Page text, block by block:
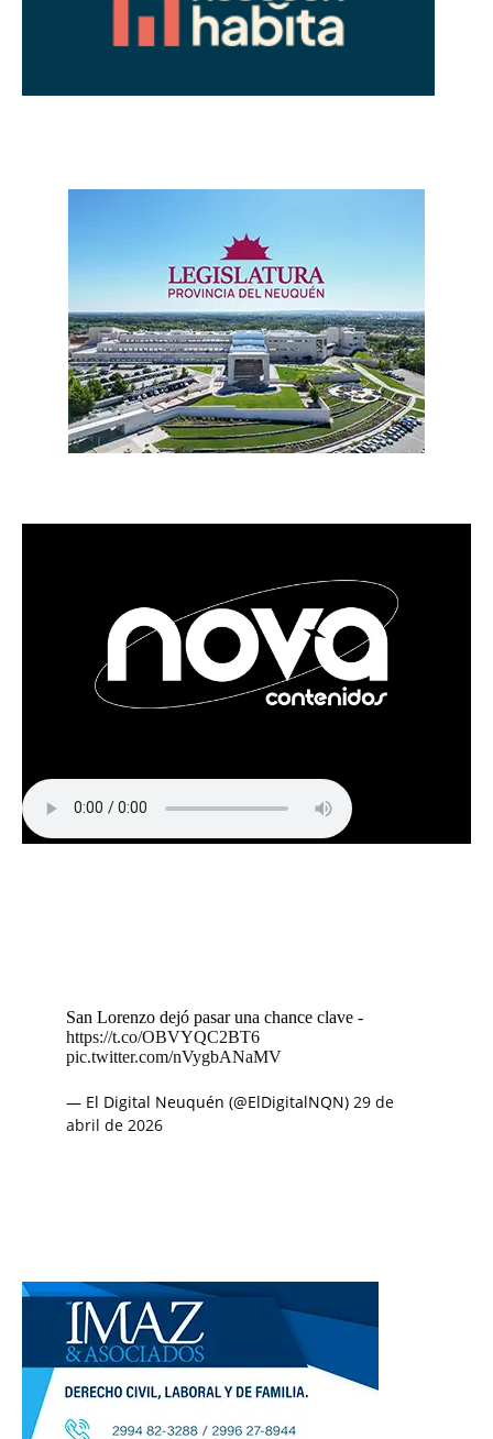
San Lorenzo dejó pasar una chance clave -
https://t.co/OBVYQC2BT6
pic.twitter.com/nVygbANaMV
— El Digital Neuquén (@ElDigitalNQN) 29 de
abril de 2026